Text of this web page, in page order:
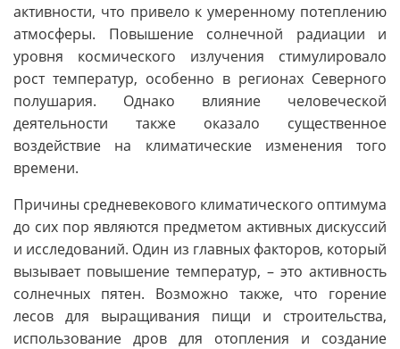
активности, что привело к умеренному потеплению
атмосферы. Повышение солнечной радиации и
уровня космического излучения стимулировало
рост температур, особенно в регионах Северного
полушария. Однако влияние человеческой
деятельности также оказало существенное
воздействие на климатические изменения того
времени.
Причины средневекового климатического оптимума
до сих пор являются предметом активных дискуссий
и исследований. Один из главных факторов, который
вызывает повышение температур, – это активность
солнечных пятен. Возможно также, что горение
лесов для выращивания пищи и строительства,
использование дров для отопления и создание